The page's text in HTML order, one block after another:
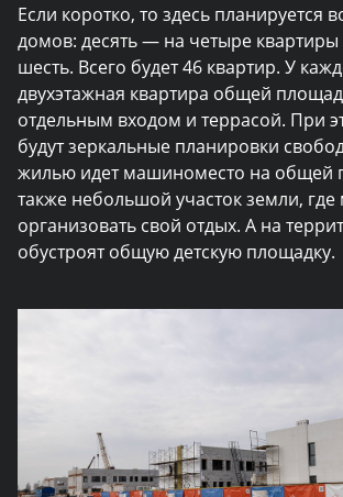
Если коротко, то здесь планируется
домов: десять — на четыре
шесть. Всего будет 46 квартир. У
двухэтажная квартира общей
отдельным входом и террасой. При
будут зеркальные планировки
жилью идет машиноместо на общей
также небольшой участок земли,
организовать свой отдых. А на
обустроят общую детскую площадку.